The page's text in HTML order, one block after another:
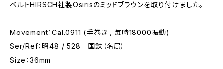
ベルトHIRSCH社製Osirisのミッドブラウンを取り付けました。
Movement：Cal.0911 (手巻き , 毎時18000振動)
Ser/Ref：昭48 / 528 国鉄（名局）
Size：36mm